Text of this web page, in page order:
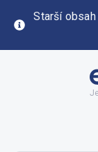
Starší